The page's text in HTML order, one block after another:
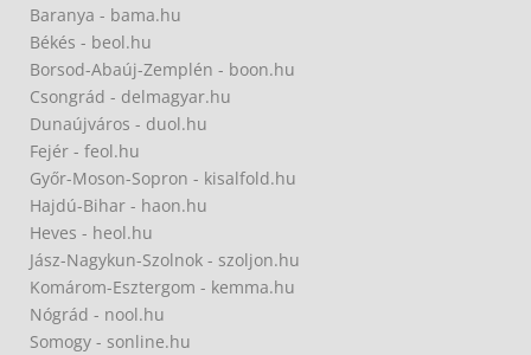
Baranya - bama.hu
Békés - beol.hu
Borsod-Abaúj-Zemplén - boon.hu
Csongrád - delmagyar.hu
Dunaújváros - duol.hu
Fejér - feol.hu
Győr-Moson-Sopron - kisalfold.hu
Hajdú-Bihar - haon.hu
Heves - heol.hu
Jász-Nagykun-Szolnok - szoljon.hu
Komárom-Esztergom - kemma.hu
Nógrád - nool.hu
Somogy - sonline.hu